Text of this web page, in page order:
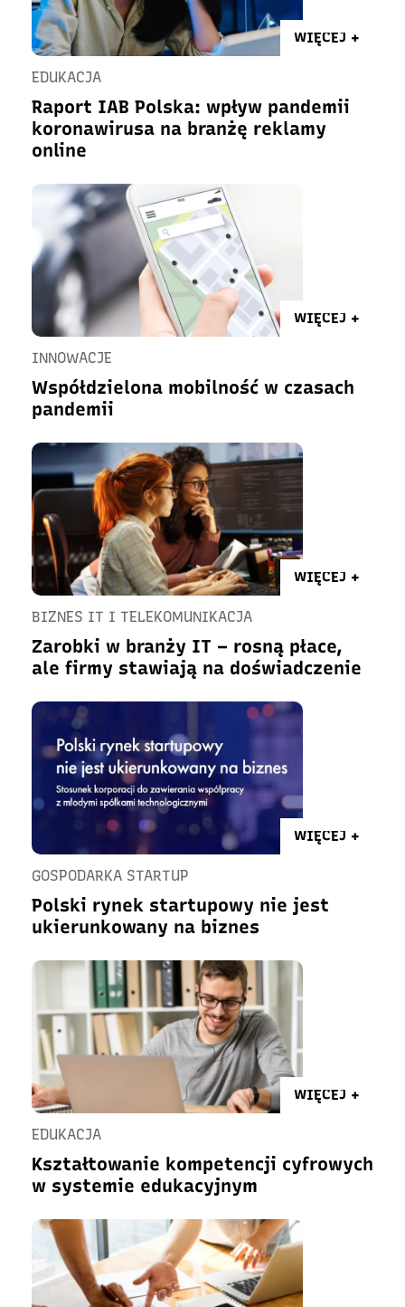
WIĘCEJ +
EDUKACJA
Raport IAB Polska: wpływ pandemii
koronawirusa na branżę reklamy
online
WIĘCEJ +
INNOWACJE
Współdzielona mobilność w czasach
pandemii
WIĘCEJ +
BIZNES IT I TELEKOMUNIKACJA
Zarobki w branży IT – rosną płace,
ale firmy stawiają na doświadczenie
WIĘCEJ +
GOSPODARKA STARTUP
Polski rynek startupowy nie jest
ukierunkowany na biznes
WIĘCEJ +
EDUKACJA
Kształtowanie kompetencji cyfrowych
w systemie edukacyjnym